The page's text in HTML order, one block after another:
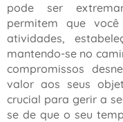
pode ser
permitem que
atividades,
mantendo-se no
compromissos
valor aos seus
crucial para gerir a
se de que o seu